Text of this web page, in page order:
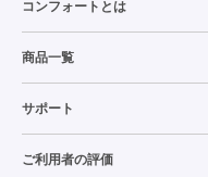
コンフォートとは
商品一覧
サポート
ご利用者の評価